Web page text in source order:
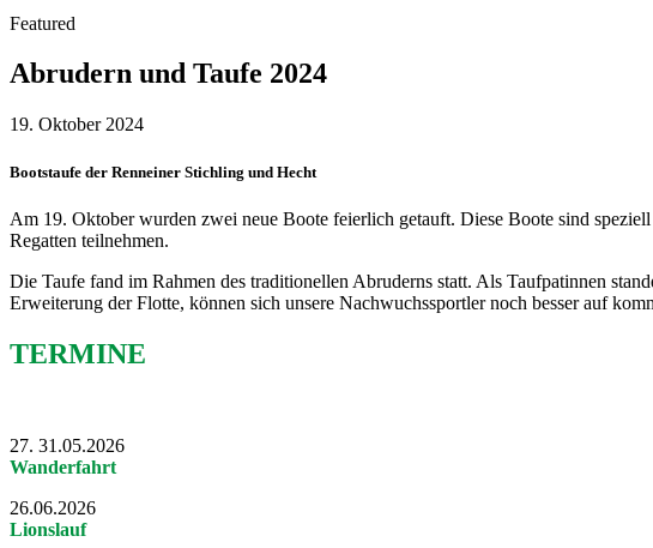
Featured
Abrudern und Taufe 2024
19. Oktober 2024
Bootstaufe der Renneiner Stichling und Hecht
Am 19. Oktober wurden zwei neue Boote feierlich getauft. Diese Boote sind
Regatten teilnehmen.
Die Taufe fand im Rahmen des traditionellen Abruderns statt. Als Taufpatinnen
Erweiterung der Flotte, können sich unsere Nachwuchssportler noch besser auf
TERMINE
27. 31.05.2026
Wanderfahrt
26.06.2026
Lionslauf